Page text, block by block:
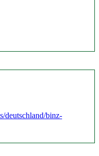
deutschland/binz-